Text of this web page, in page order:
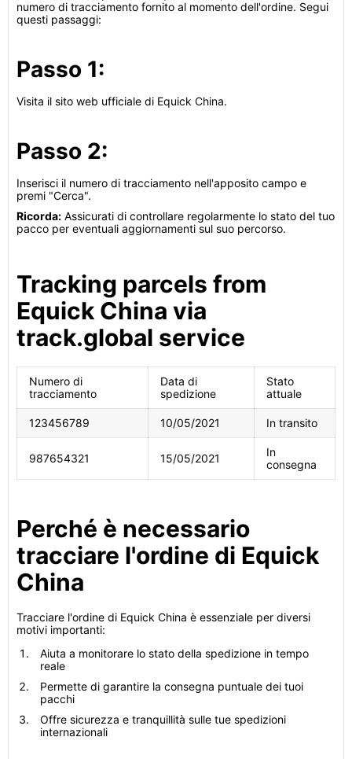
numero di tracciamento fornito al momento dell'ordine. Segui
questi passaggi:
Passo 1:
Visita il sito web ufficiale di Equick China.
Passo 2:
Inserisci il numero di tracciamento nell'apposito campo e
premi "Cerca".
Ricorda: Assicurati di controllare regolarmente lo stato del tuo
pacco per eventuali aggiornamenti sul suo percorso.
Tracking parcels from
Equick China via
track.global service
Numero di
tracciamento
Data di
spedizione
Stato
attuale
123456789 10/05/2021 In transito
987654321 15/05/2021
In
consegna
Perché è necessario
tracciare l'ordine di Equick
China
Tracciare l'ordine di Equick China è essenziale per diversi
motivi importanti:
Aiuta a monitorare lo stato della spedizione in tempo
reale
Permette di garantire la consegna puntuale dei tuoi
pacchi
Offre sicurezza e tranquillità sulle tue spedizioni
internazionali